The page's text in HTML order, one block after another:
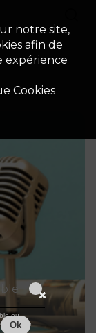
notre site,
afin de
expérience
Cookies
ou
la fin de
Ok